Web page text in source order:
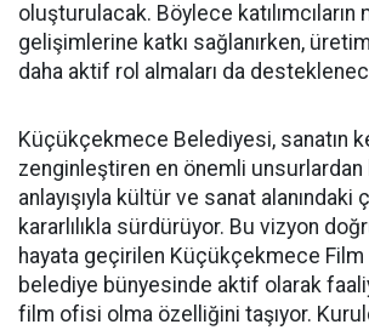
oluşturulacak. Böylece katılımcıların
gelişimlerine katkı sağlanırken,
daha aktif rol almaları da
Küçükçekmece Belediyesi, sanatın
zenginleştiren en önemli
anlayışıyla kültür ve sanat alanındaki
kararlılıkla sürdürüyor. Bu vizyon
hayata geçirilen Küçükçekmece
belediye bünyesinde aktif olarak
film ofisi olma özelliğini taşıyor.